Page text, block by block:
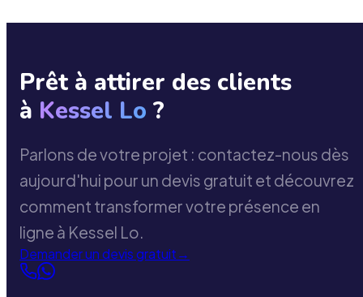
Prêt à attirer des clients
à Kessel Lo ?
Parlons de votre projet : contactez-nous dès
aujourd'hui pour un devis gratuit et découvrez
comment transformer votre présence en
ligne à Kessel Lo.
Demander un devis gratuit→